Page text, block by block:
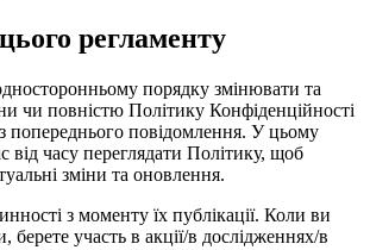
регламенту
порядку змінювати та
чи повністю Політику Конфіденційності
попереднього повідомлення. У цьому
від часу переглядати Політику, щоб
зміни та оновлення.
з моменту їх публікації. Коли ви
берете участь в акції/в дослідженнях/в